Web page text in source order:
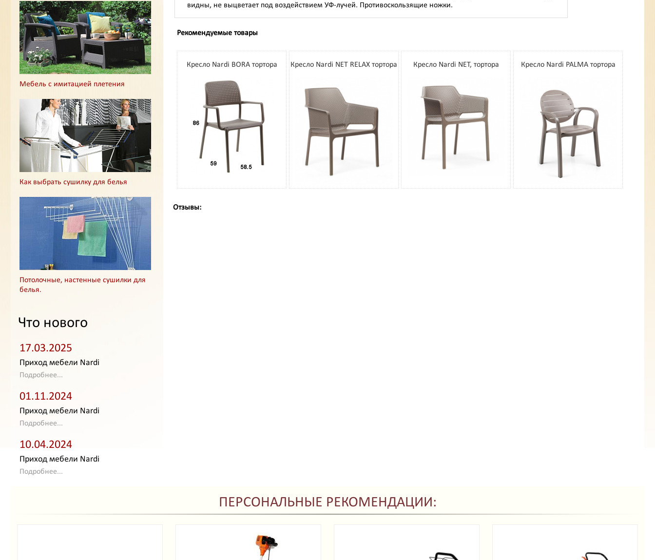
Мебель с имитацией плетения
Как выбрать сушилку для белья
Потолочные, настенные сушилки для
белья.
Что нового
17.03.2025
Приход мебели Nardi
Подробнее...
01.11.2024
Приход мебели Nardi
Подробнее...
10.04.2024
Приход мебели Nardi
Подробнее...
видны, не выцветает под воздействием УФ-лучей. Противоскользящие ножки.
Рекомендуемые товары
Кресло Nardi BORA тортора Кресло Nardi NET RELAX тортора Кресло Nardi NET, тортора Кресло Nardi PALMA тортора
Отзывы:
ПЕРСОНАЛЬНЫЕ РЕКОМЕНДАЦИИ: